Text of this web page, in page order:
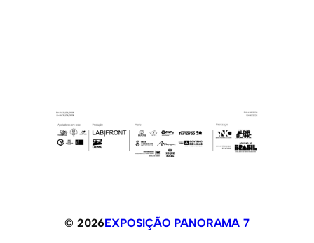
© 2026EXPOSIÇÃO PANORAMA 7